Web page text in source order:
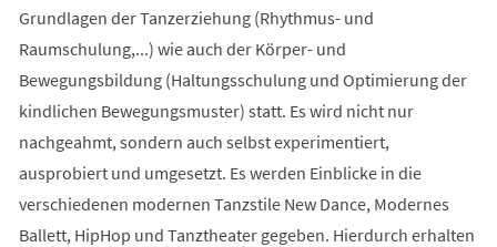
Grundlagen der Tanzerziehung (Rhythmus- und
Raumschulung,...) wie auch der Körper- und
Bewegungsbildung (Haltungsschulung und Optimierung der
kindlichen Bewegungsmuster) statt. Es wird nicht nur
nachgeahmt, sondern auch selbst experimentiert,
ausprobiert und umgesetzt. Es werden Einblicke in die
verschiedenen modernen Tanzstile New Dance, Modernes
Ballett, HipHop und Tanztheater gegeben. Hierdurch erhalten